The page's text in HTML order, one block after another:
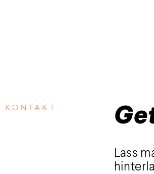
KONTAKT
Lass